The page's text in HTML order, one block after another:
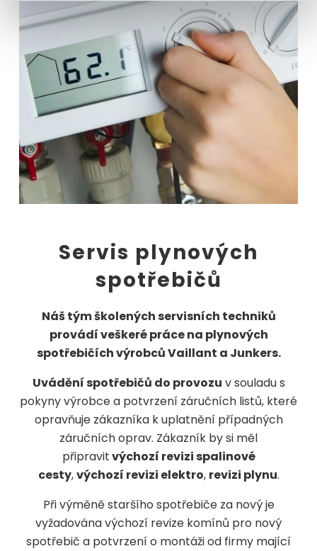
Servis plynových
spotřebičů
Náš tým školených servisních techniků
provádí veškeré práce na plynových
spotřebičích výrobců Vaillant a Junkers.
Uvádění spotřebičů do provozu v souladu s
pokyny výrobce a potvrzení záručních listů, které
opravňuje zákazníka k uplatnění případných
záručních oprav. Zákazník by si měl
připravitvýchozí revizi spalinové
cesty,výchozí revizi elektro, revizi plynu.
Při výměně staršího spotřebiče za nový je
vyžadována výchozí revize komínů pro nový
spotřebič a potvrzení o montáži od firmy mající